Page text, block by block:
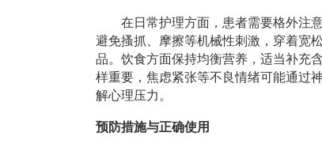
在日常护理方面，患者需要格外注
避免搔抓、摩擦等机械性刺激，穿着宽
品。饮食方面保持均衡营养，适当补充
样重要，焦虑紧张等不良情绪可能通过
解心理压力。
预防措施与正确使用